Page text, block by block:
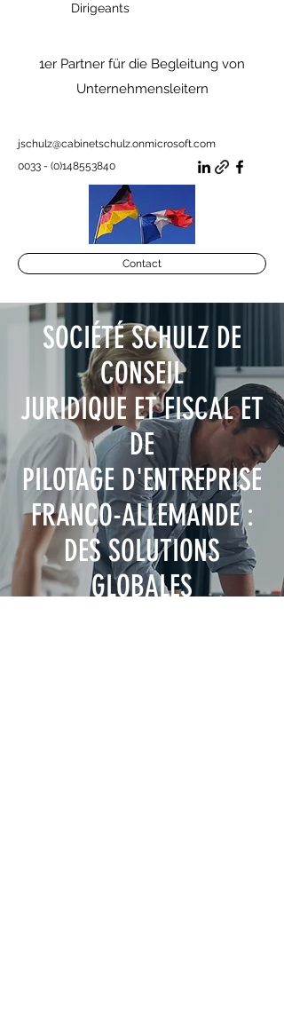
Dirigeants
1er Partner für die Begleitung von
Unternehmensleitern
jschulz@cabinetschulz.onmicrosoft.com
0033 - (0)148553840
Contact
SOCIÉTÉ SCHULZ DE
CONSEIL
JURIDIQUE ET FISCAL ET
DE
PILOTAGE D'ENTREPRISE
FRANCO-ALLEMANDE :
DES SOLUTIONS
GLOBALES